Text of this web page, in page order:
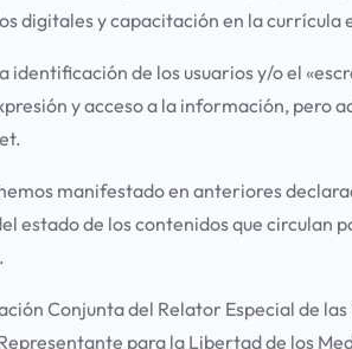
digitales y capacitación en la currícula
identificación de los usuarios y/o el
y acceso a la información, pero
manifestado en anteriores
estado de los contenidos que circulan
Conjunta del Relator Especial de
para la Libertad de los